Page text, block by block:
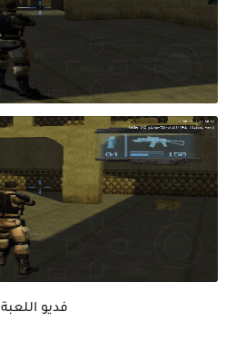
فديو اللعبة